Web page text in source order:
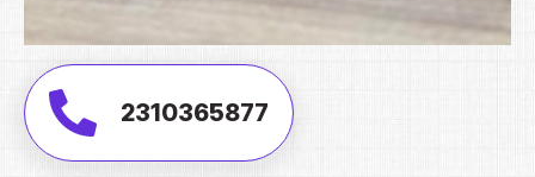
2310365877